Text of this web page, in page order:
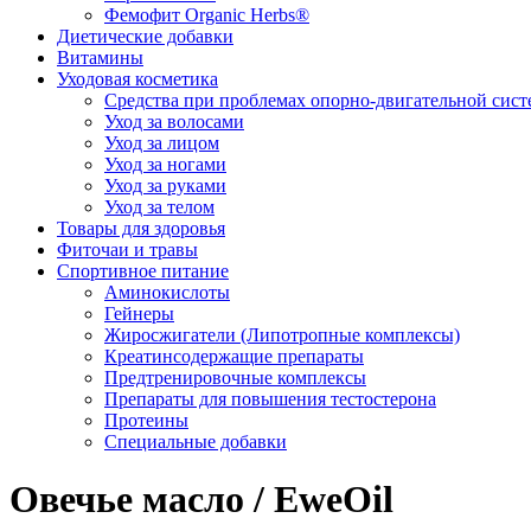
Фемофит Organic Herbs®
Диетические добавки
Витамины
Уходовая косметика
Средства при проблемах опорно-двигательной
Уход за волосами
Уход за лицом
Уход за ногами
Уход за руками
Уход за телом
Товары для здоровья
Фиточаи и травы
Спортивное питание
Аминокислоты
Гейнеры
Жиросжигатели (Липотропные комплексы)
Креатинсодержащие препараты
Предтренировочные комплексы
Препараты для повышения тестостерона
Протеины
Специальные добавки
Овечье масло / EweOil